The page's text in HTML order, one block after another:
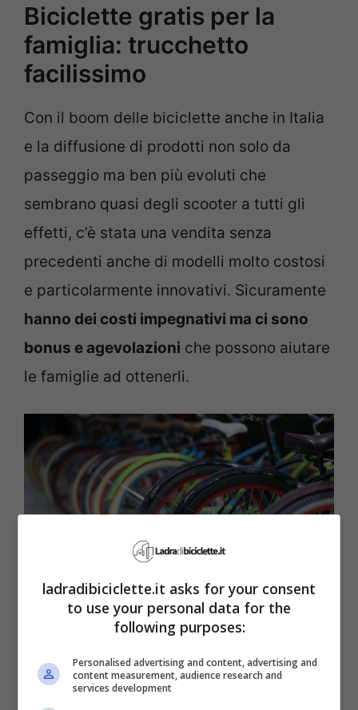
Biciclette gratis per la
famiglia: trucchetto
facilissimo
Con il boom delle biciclette anche in Italia
e la diffusione di prodotti non solo da
passeggio ma ben più evoluti che
sembrano quasi degli scooter a tutti gli
effetti, c’è stata una vendita senza
precedenti anche di modelli molto costosi
e particolarmente innovativi. Sicuramente
hanno dei costi impegnativi ma ci sono
bonus e agevolazioni che possono aiutare
le famiglie ad ottenerli.
Come avere una bicicletta quasi gratis (ladradibiciclette.it)
improvviso però è stato per molti il
ladradibiciclette.it asks for your consent
to use your personal data for the
following purposes:
Personalised advertising and content, advertising and
content measurement, audience research and
services development